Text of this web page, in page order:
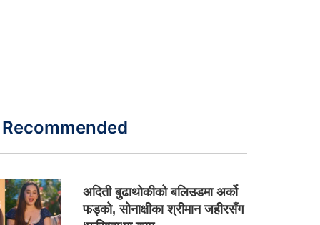
Recommended
अदिती बुढाथोकीको बलिउडमा अर्को
फड्को, सोनाक्षीका श्रीमान जहीरसँग